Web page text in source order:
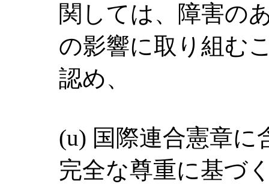
関しては、障害の
の影響に取り組む
認め、
(u) 国際連合憲章に
完全な尊重に基づ